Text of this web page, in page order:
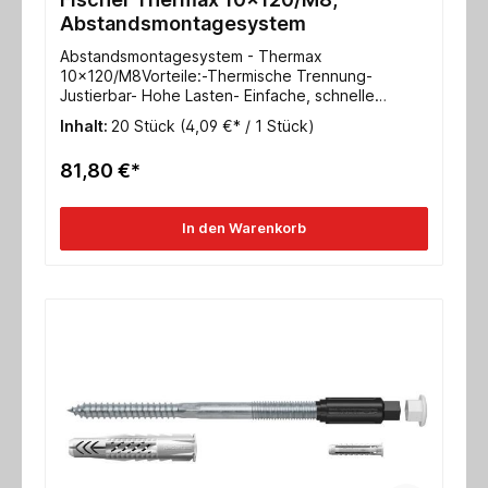
Abstandsmontagesystem
Abstandsmontagesystem - Thermax
10x120/M8Vorteile:-Thermische Trennung-
Justierbar- Hohe Lasten- Einfache, schnelle
Montage o. Sonderwerkzeuge- Sicherheit durch
Verankerung im UntergrundTechnische Daten:
mmAbdeckkappe 22mm Schlüsselweite SW
Inhalt: 20 Stück (4,09 €* / 1 Stück)
81,80 €*
In den Warenkorb